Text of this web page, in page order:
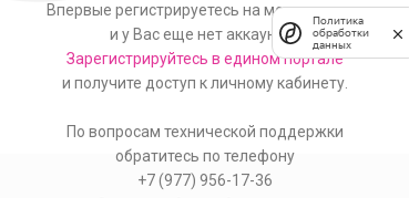
Впервые регистрируетесь на мероприятие
и у Вас еще нет аккаунта?
Зарегистрируйтесь в едином портале
и получите доступ к личному кабинету.
По вопросам технической поддержки
обратитесь по телефону
+7 (977) 956-17-36
Политика
обработки
данных